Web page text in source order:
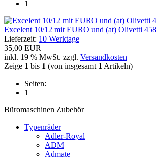
1
Excelent 10/12 mit EURO und (at) Olivetti
Lieferzeit: 10 Werktage
35,00 EUR
inkl. 19 % MwSt. zzgl. Versandkosten
Zeige 1 bis 1 (von insgesamt 1 Artikeln)
Seiten:
1
Büromaschinen Zubehör
Typenräder
Adler-Royal
ADM
Admate